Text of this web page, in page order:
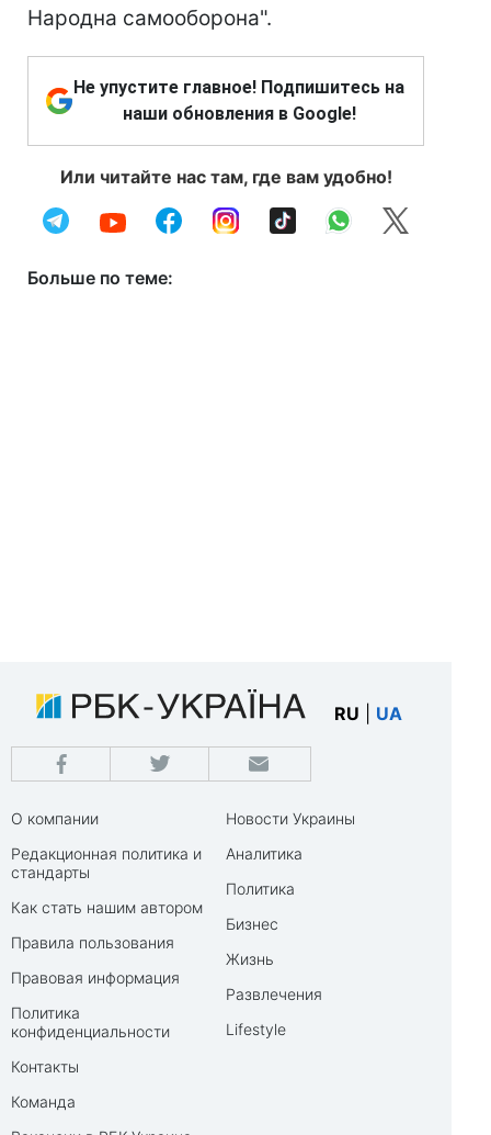
Народна самооборона".
Не упустите главное! Подпишитесь на
наши обновления в Google!
Или читайте нас там, где вам удобно!
Больше по теме:
RU UA
О компании
Редакционная политика и
стандарты
Как стать нашим автором
Правила пользования
Правовая информация
Политика
конфиденциальности
Контакты
Команда
Новости Украины
Аналитика
Политика
Бизнес
Жизнь
Развлечения
Lifestyle